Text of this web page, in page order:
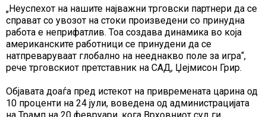
„Неуспехот на нашите најважни трговски партнери да се
справат со увозот на стоки произведени со принудна
работа е неприфатлив. Тоа создава динамика во која
американските работници се принудени да се
натпреваруваат глобално на нееднакво поле за игра“,
рече трговскиот претставник на САД, Џејмисон Грир.
Објавата доаѓа пред истекот на привремената царина од
10 проценти на 24 јули, воведена од администрацијата
на Трамп на 20 февруари, кога Врховниот суд ги